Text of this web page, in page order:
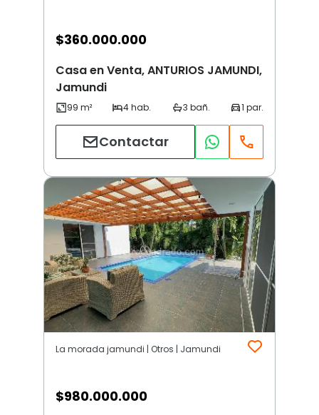
$360.000.000
Casa en Venta, ANTURIOS JAMUNDI,
Jamundi
Contactar
La morada jamundi | Otros | Jamundi
$980.000.000